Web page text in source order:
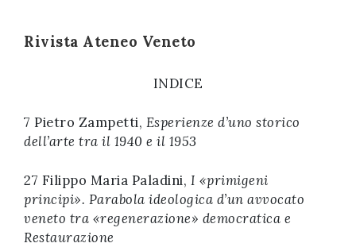
Rivista Ateneo Veneto
INDICE
7 Pietro Zampetti, Esperienze d’uno storico
dell’arte tra il 1940 e il 1953
27 Filippo Maria Paladini, I «primigeni
principi». Parabola ideologica d’un avvocato
veneto tra «regenerazione» democratica e
Restaurazione